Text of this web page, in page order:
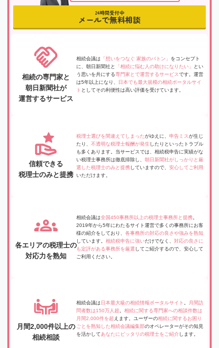
24時間受付中
メールで無料相談
相続の専門家と
朝日新聞社が
運営するサービス
相続会議は 「想いをつなぐ 家族のバトン」 をコンセプト
に、朝日新聞社と
「相続に悩む人の助けになりたい」
とい
う思いを共にする専門家とで運営するサービスです。運営
は5年以上になり、
日本でも最大規模の相続ポータルサイ
ト としてその利便性は高い評価を受けています。
信頼できる
税理士のみと提携
税理士選びを間違えてしまったがゆえに、 申告ミスが生じ
たり、 不透明な税理士報酬が発生 したりといったトラブル
も多くあります。当サービスでは、相続税申告に実績がな
い税理士事務所は徹底排除し、 朝日新聞社がしっかりと厳
選した税理士のみと提携していますので、 安心してご利用
いただけます。
各エリアの税理士の
対応力を熟知
相続会議は全国450事務所以上の税理士事務所と提携
2019年から5年にわたるサイト運営で多くの事務所にお客
様の紹介をしており、 各事務所の対応の良さや強みを熟知
しています。 相続税申告に強いだけでなく、 対応の良さに
も定評がある事務所を厳選 してご紹介するので、安心して
ご利用ください。
月間2,000件以上の
相続相談
相続会議は 日本最大級の相続情報ポータルサイト
月間訪
問者数は150万人超
相続に関する専門家への相談件数は
月間2,000件を超 えます。ユーザーの相続に関するお困り
ごとを熟知した相続会議編集部のオペレーターがその知見
を活かしてあなたにピッタリの税理士をご紹介 します。